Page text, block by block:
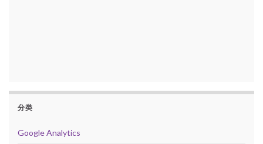
分类
Google Analytics